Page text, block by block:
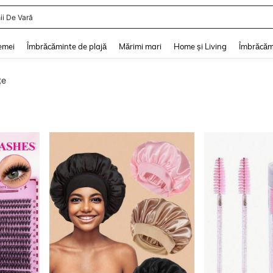
De Vară
Îmbrăcăminte de plajă Mărimi mari Home și Living